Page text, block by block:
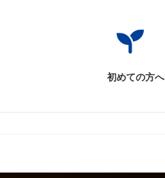
初めての方へ